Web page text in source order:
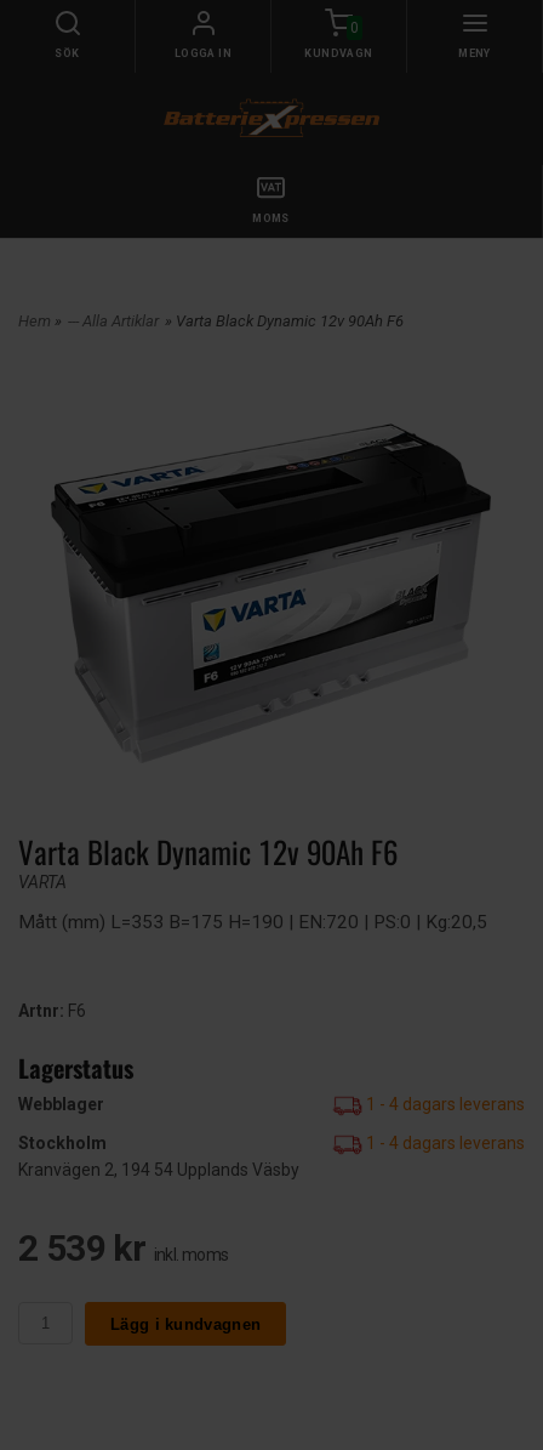
SÖK LOGGA IN
0
KUNDVAGN MENY
MOMS
Hem » --- Alla Artiklar » Varta Black Dynamic 12v 90Ah F6
Varta Black Dynamic 12v 90Ah F6
VARTA
Mått (mm) L=353 B=175 H=190 | EN:720 | PS:0 | Kg:20,5
Artnr: F6
Lagerstatus
Webblager
1 - 4 dagars leverans
Stockholm
1 - 4 dagars leverans
Kranvägen 2, 194 54 Upplands Väsby
2 539 kr inkl. moms
Lägg i kundvagnen